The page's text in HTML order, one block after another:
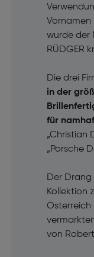
Vornamen
wurde der
RÜDGER
Die drei
in der
für
„Christian
„Porsche
Der
Kollektion
Österreich
von